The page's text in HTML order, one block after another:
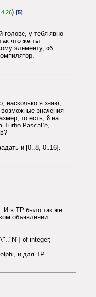
) [5]
голове, у тебя явно
что же ты
элементу, об
насколько я знаю,
значения
то есть, 8 на
Turbo Pascal`е,
и [0..8, 0..16].
И в TP было так же.
объявлении:
of integer;
и для TP.